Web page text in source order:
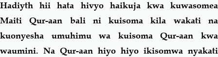
Hadiyth hii hata hivyo haikuja kwa kuwasomea
Maiti Qur-aan bali ni kuisoma kila wakati na
kuonyesha umuhimu wa kuisoma Qur-aan kwa
waumini. Na Qur-aan hiyo hiyo ikisomwa nyakati